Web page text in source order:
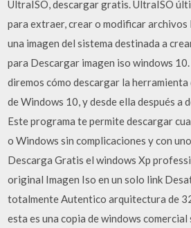
UltraISO, descargar gratis. UltraISO
para extraer, crear o modificar archivos
una imagen del sistema destinada a
para Descargar imagen iso windows
diremos cómo descargar la herramienta
de Windows 10, y desde ella después a
Este programa te permite descargar
o Windows sin complicaciones y con
Descarga Gratis el windows Xp
original Imagen Iso en un solo link
totalmente Autentico arquitectura de
esta es una copia de windows